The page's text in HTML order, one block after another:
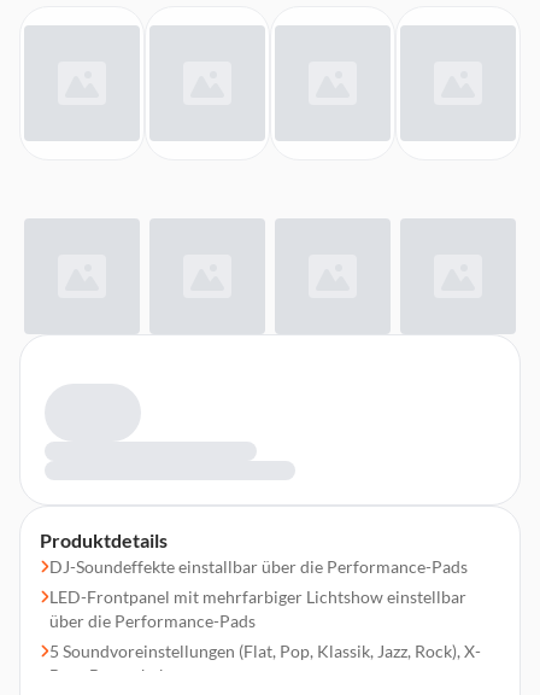
Produktdetails
DJ-Soundeffekte einstallbar über die Performance-Pads
LED-Frontpanel mit mehrfarbiger Lichtshow einstellbar
über die Performance-Pads
5 Soundvoreinstellungen (Flat, Pop, Klassik, Jazz, Rock), X-
Bass-Bassanhebung